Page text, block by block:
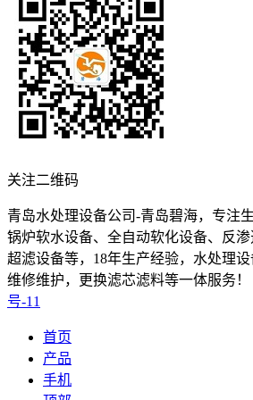
关注二维码
青岛水处理设备公司-青岛碧海，专注
锅炉软水设备、全自动软化设备、反渗
超滤设备等，18年生产经验，水处理设
维修维护，更换滤芯滤料等一体服务！
号-11
首页
产品
手机